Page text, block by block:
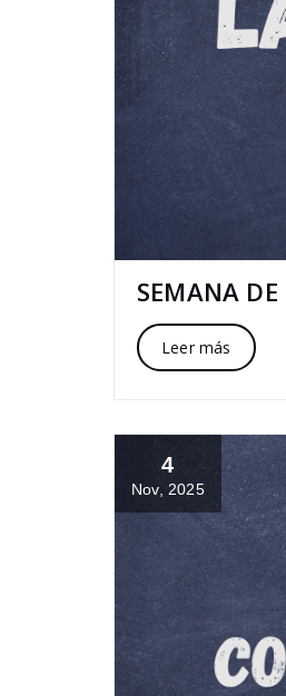
SEMANA
Leer más
4
Nov, 2025